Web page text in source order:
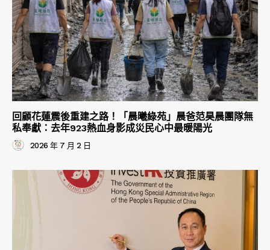
回顧花蓮震後重建之路！「晨曦綠苑」晨爸范昊晨團隊無
私奉獻：去年923熱血身影成災民心中最暖陽光
2026 年 7 月 2 日